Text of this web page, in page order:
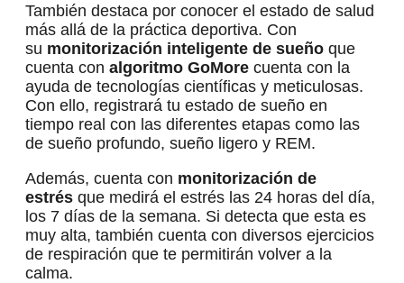
También destaca por conocer el estado de salud
más allá de la práctica deportiva. Con
su monitorización inteligente de sueño que
cuenta con algoritmo GoMore cuenta con la
ayuda de tecnologías científicas y meticulosas.
Con ello, registrará tu estado de sueño en
tiempo real con las diferentes etapas como las
de sueño profundo, sueño ligero y REM.
Además, cuenta con monitorización de
estrés que medirá el estrés las 24 horas del día,
los 7 días de la semana. Si detecta que esta es
muy alta, también cuenta con diversos ejercicios
de respiración que te permitirán volver a la
calma.